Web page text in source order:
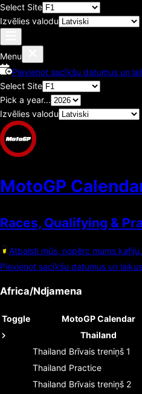
Select Site
Izvēlies valodu
Menu
Pievienot sacīkšu datumus un
Select Site
Pick a year...
Izvēlies valodu
MotoGP
Races, Qualifying &
Atbalsti mūs, nopērc mums kafiju.
Pievienot sacīkšu datumus un
Africa/Ndjamena
Toggle MotoGP Calendar
Thailand
Thailand Brīvais treniņš 1
Thailand Practice
Thailand Brīvais treniņš 2